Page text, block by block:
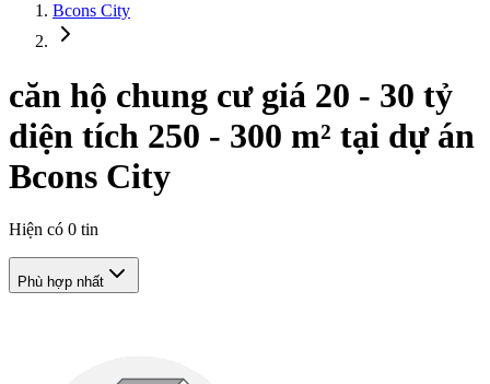
Bcons City
căn hộ chung cư giá 20 - 30 tỷ
diện tích 250 - 300 m² tại dự án
Bcons City
Hiện có 0 tin
Phù hợp nhất